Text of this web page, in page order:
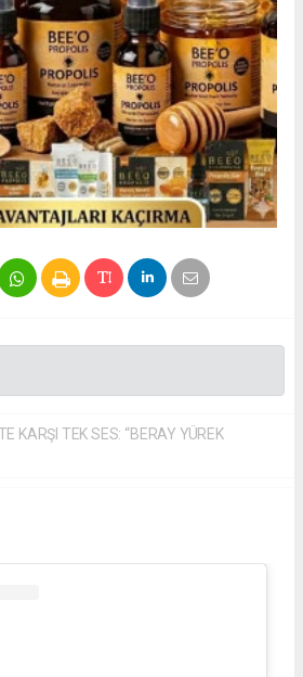
KARŞI TEK SES: “BERAY YÜREK